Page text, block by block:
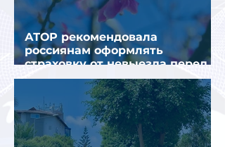
АТОР рекомендовала
россиянам оформлять
страховку от невыезда перед
поездкой в Грецию